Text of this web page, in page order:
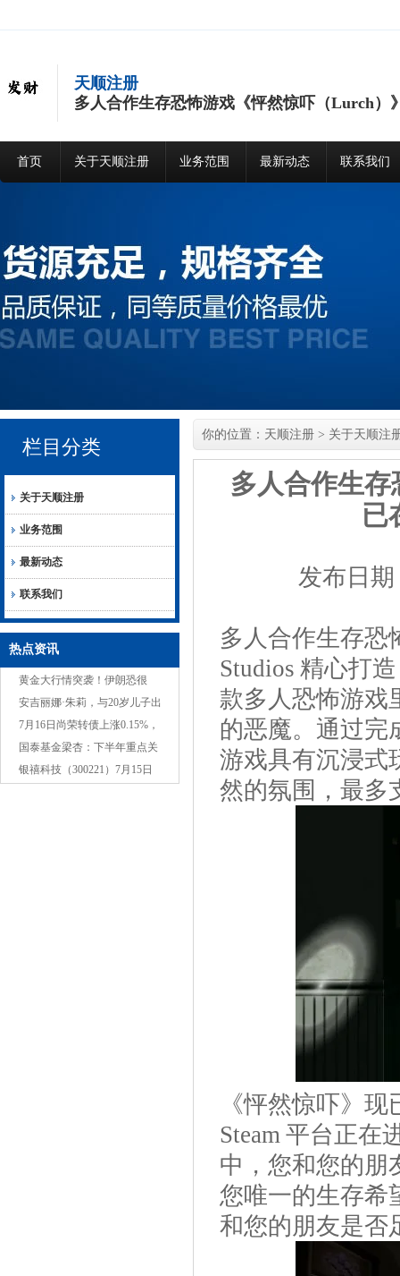
天顺注册
多人合作生存恐怖游戏《怦然惊吓（Lurch）
首页 关于天顺注册 业务范围 最新动态 联系我们
栏目分类
关于天顺注册
业务范围
最新动态
联系我们
热点资讯
黄金大行情突袭！伊朗恐很
快“动手” 、金价短线飙升近22
美元 FXStreet首席分
安吉丽娜·朱莉，与20岁儿子出
现在西好莱坞，高雅难以接近
7月16日尚荣转债上涨0.15%，
转股溢价率125.07%
国泰基金梁杏：下半年重点关
注科技+红利
银禧科技（300221）7月15日
你的位置： 天顺注册 > 关于天顺注
多人合作生
已
发布日
多人合作生存恐
Studios 精心打
款多人恐怖游戏
的恶魔。通过完
游戏具有沉浸式
然的氛围，最多
《怦然惊吓》
Steam 平台正在
中，您和您的朋
您唯一的生存希
和您的朋友是否